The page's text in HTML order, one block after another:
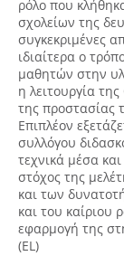
ρόλο που
σχολείων της
συγκεκριμένες
ιδιαίτερα ο
μαθητών στην
η λειτουργία
της
Επιπλέον
συλλόγου
τεχνικά μέσα
στόχος της
και των
και του καίριου
εφαρμογή της
(EL)